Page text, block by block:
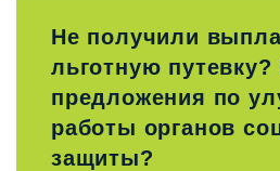
Не получили
льготную путевку?
предложения по
работы органов
защиты?